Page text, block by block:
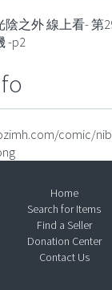
之外 線上看- 第
-p2
comic/
Home
Search for Items
Find a Seller
Donation Center
Contact Us